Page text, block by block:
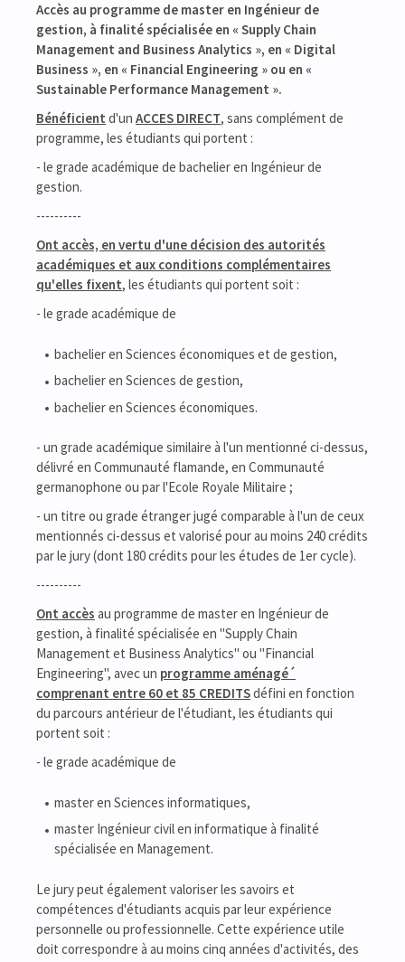
Accès au programme de master en Ingénieur de
gestion, à finalité spécialisée en « Supply Chain
Management and Business Analytics », en « Digital
Business », en « Financial Engineering » ou en «
Sustainable Performance Management ».
Bénéficient d'un ACCES DIRECT, sans complément de
programme, les étudiants qui portent :
- le grade académique de bachelier en Ingénieur de
gestion.
----------
Ont accès, en vertu d'une décision des autorités
académiques et aux conditions complémentaires
qu'elles fixent, les étudiants qui portent soit :
- le grade académique de
bachelier en Sciences économiques et de gestion,
bachelier en Sciences de gestion,
bachelier en Sciences économiques.
- un grade académique similaire à l'un mentionné ci-dessus,
délivré en Communauté flamande, en Communauté
germanophone ou par l'Ecole Royale Militaire ;
- un titre ou grade étranger jugé comparable à l'un de ceux
mentionnés ci-dessus et valorisé pour au moins 240 crédits
par le jury (dont 180 crédits pour les études de 1er cycle).
----------
Ont accès au programme de master en Ingénieur de
gestion, à finalité spécialisée en "Supply Chain
Management et Business Analytics" ou "Financial
Engineering", avec un programme aménagé´
comprenant entre 60 et 85 CREDITSdéfini en fonction
du parcours antérieur de l'étudiant, les étudiants qui
portent soit :
- le grade académique de
master en Sciences informatiques,
master Ingénieur civil en informatique à finalité
spécialisée en Management.
Le jury peut également valoriser les savoirs et
compétences d'étudiants acquis par leur expérience
personnelle ou professionnelle. Cette expérience utile
doit correspondre à au moins cinq années d'activités, des